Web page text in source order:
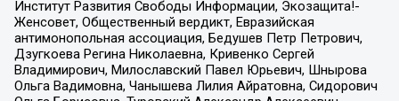
Институт Развития Свободы Информации, Экозащита!-
Женсовет, Общественный вердикт, Евразийская
антимонопольная ассоциация, Бедушев Петр Петрович,
Дзугкоева Регина Николаевна, Кривенко Сергей
Владимирович, Милославский Павел Юрьевич, Шнырова
Ольга Вадимовна, Чанышева Лилия Айратовна, Сидорович